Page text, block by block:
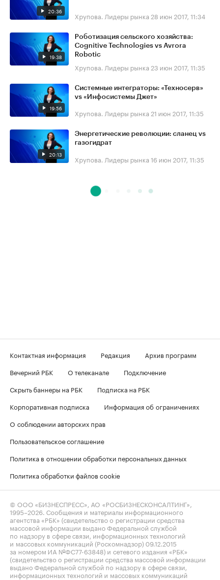
20:36 Хрупова. Лидеры рынка 28 июн 2017, 11:34
19:38
Роботизация сельского хозяйства:
Cognitive Technologies vs Avrora
Robotic
Хрупова. Лидеры рынка 23 июн 2017, 11:35
19:56
Системные интеграторы: «​Техносерв»
vs «Инфосистемы Джет»
Хрупова. Лидеры рынка 21 июн 2017, 11:35
20:13
Энергетические революции: сланец vs
газогидрат
Хрупова. Лидеры рынка 16 июн 2017, 11:35
Контактная информация Редакция
Архив программ
Вечерний РБК
О телеканале
Подключение
Скрыть баннеры на РБК
Подписка на РБК
Корпоративная подписка
Информация об ограничениях
О соблюдении авторских прав
Пользовательское соглашение
Политика в отношении обработки персональных данных
Политика обработки файлов cookie
© ООО «БИЗНЕСПРЕСС», АО «РОСБИЗНЕСКОНСАЛТИНГ»,
1995–2026. Сообщения и материалы информационного
агентства «РБК» (свидетельство о регистрации средства
массовой информации выдано Федеральной службой
по надзору в сфере связи, информационных технологий
и массовых коммуникаций (Роскомнадзор) 09.12.2015
за номером ИА №ФС77-63848) и сетевого издания «РБК»
(свидетельство о регистрации средства массовой информации
выдано Федеральной службой по надзору в сфере связи,
информационных технологий и массовых коммуникаций